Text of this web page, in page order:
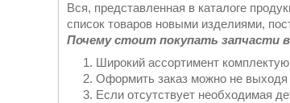
Вся, представленная в каталоге
список товаров новыми изделиями,
Почему стоит покупать запчасти
Широкий ассортимент
Оформить заказ можно не выходя
Если отсутствует необходимая